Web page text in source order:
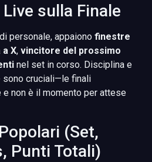
sulla Finale
personale, appaiono finestre
X, vincitore del prossimo
nel set in corso. Disciplina e
sono cruciali—le finali
e non è il momento per attese
(Set,
Punti Totali)